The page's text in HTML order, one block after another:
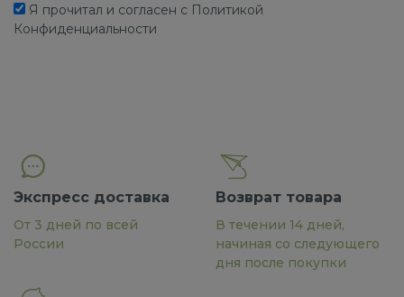
Я прочитал и согласен с Политикой
Конфиденциальности
Экспресс доставка
От 3 дней по всей
России
Возврат товара
В течении 14 дней,
начиная со следующего
дня после покупки